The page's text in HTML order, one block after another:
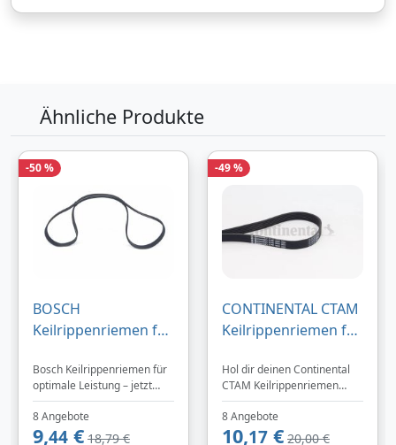
Produktinformationen des Anbieters
62, 49
Bezahlarten
Ähnliche Produkte
-50 %
BOSCH
Keilrippenriemen für
SUBARU BMW
HONDA
11287568247
ERR6191
Bosch Keilrippenriemen für
optimale Leistung – jetzt
direkt bei TEILeHABER
sichern.
8 Angebote
9,44 € 18,79 €
-49 %
CONTINENTAL CTAM
Keilrippenriemen für
ROMEO VW
GENERAL MOTORS
FIAT VAUXHALL
LANCIA BMW OPEL
Hol dir deinen Continental
CTAM Keilrippenriemen
schnell und sicher bei
TEILeHABER.
8 Angebote
10,17 € 20,00 €